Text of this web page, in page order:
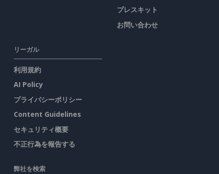
プレスキット
お問い合わせ
リーガル
利用規約
AI Policy
プライバシーポリシー
Content Guidelines
セキュリティ概要
不正行為を報告する
弊社を検索